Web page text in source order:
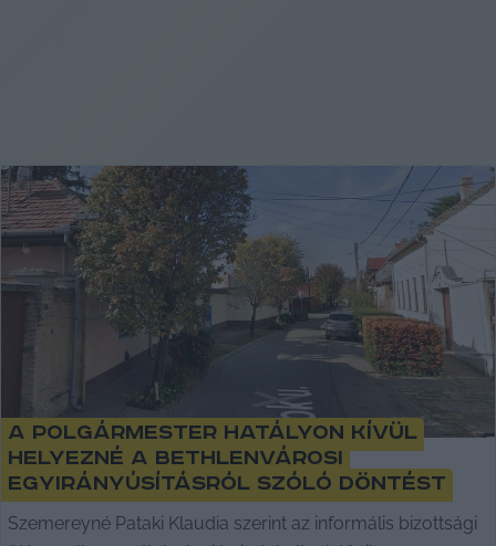
A polgármester hatályon kívül
helyezné a bethlenvárosi
egyirányúsításról szóló döntést
Szemereyné Pataki Klaudia szerint az informális bizottsági